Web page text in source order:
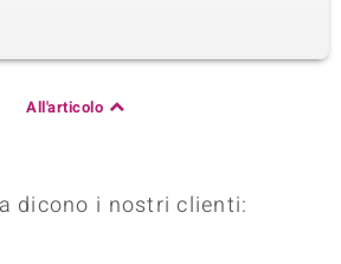
All'articolo
dicono i nostri clienti: